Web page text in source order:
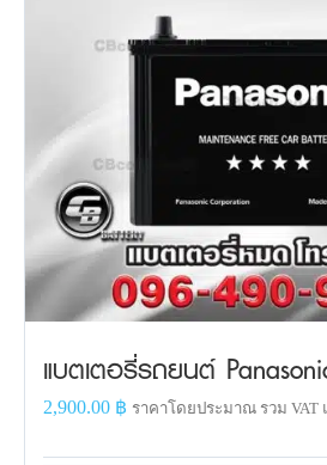
แบตเตอรี่รถยนต์
2,900.00 ฿ ราคาโดยประมาณ รวม VAT